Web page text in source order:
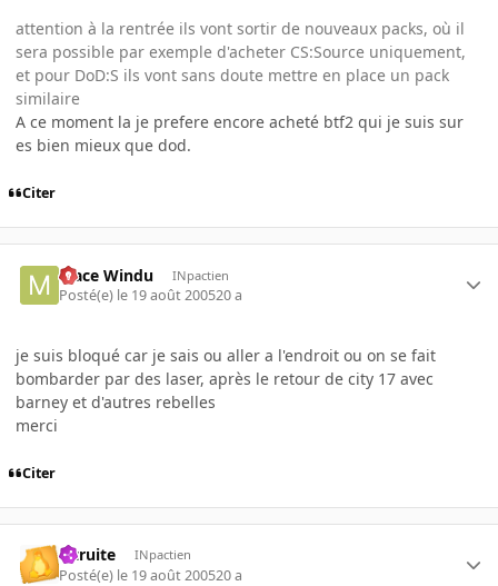
attention à la rentrée ils vont sortir de nouveaux packs, où il
sera possible par exemple d'acheter CS:Source uniquement,
et pour DoD:S ils vont sans doute mettre en place un pack
similaire
A ce moment la je prefere encore acheté btf2 qui je suis sur
es bien mieux que dod.
Citer
Mace Windu INpactien
Posté(e) le 19 août 200520 a
je suis bloqué car je sais ou aller a l'endroit ou on se fait
bombarder par des laser, après le retour de city 17 avec
barney et d'autres rebelles
merci
Citer
latruite INpactien
Posté(e) le 19 août 200520 a